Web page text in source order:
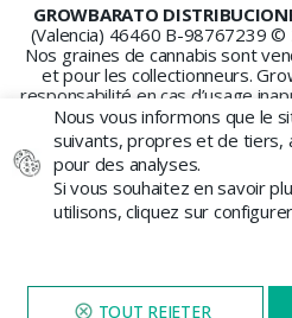
GROWBARATO
(Valencia) 46460 B-98767239 ©
Nos graines de cannabis sont
et pour les collectionneurs.
responsabilité en cas d’usage
Nous vous informons que le
suivants, propres et de tiers,
pour des analyses.
Si vous souhaitez en savoir
utilisons, cliquez sur
NAVIGUEZ SUR